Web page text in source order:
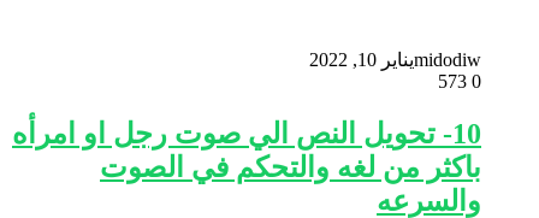
midodiwيناير 10, 2022
0
10- تحويل النص الي صوت رجل او امرأه
باكثر من لغه والتحكم في الصوت
والسرعه